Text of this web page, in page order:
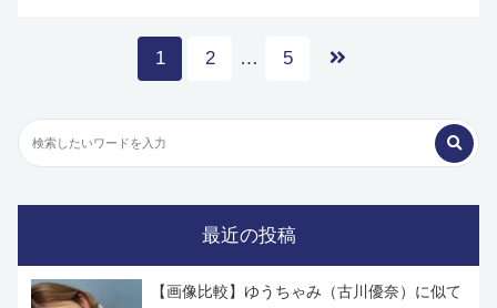
1 2 … 5
最近の投稿
【画像比較】ゆうちゃみ（古川優奈）に似て